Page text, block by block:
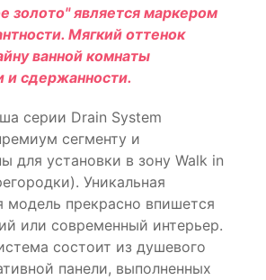
золото" является маркером
Мягкий оттенок
ванной комнаты
и сдержанности.
серии Drain System
сегменту и
для установки в зону Walk in
Уникальная
модель прекрасно впишется
или современный интерьер.
состоит из душевого
панели, выполненных